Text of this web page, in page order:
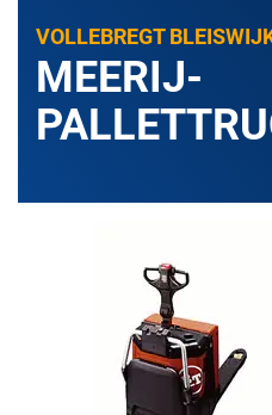
VOLLEBREGT
MEERIJ-